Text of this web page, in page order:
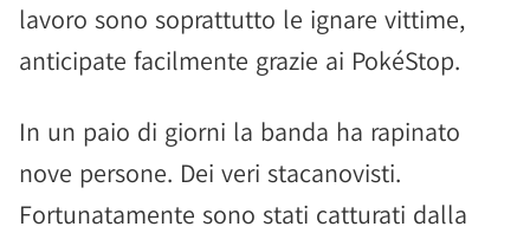
lavoro sono soprattutto le ignare vittime,
anticipate facilmente grazie ai PokéStop.
In un paio di giorni la banda ha rapinato
nove persone. Dei veri stacanovisti.
Fortunatamente sono stati catturati dalla